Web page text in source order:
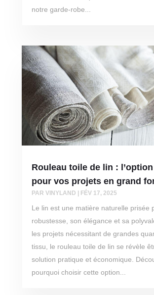
notre garde-robe...
Rouleau toile de lin :
pour vos projets en grand
PAR VINYLAND FÉV 17, 2025
Le lin est une matière naturelle prisée
robustesse, son élégance et sa
les projets nécessitant de grandes
tissu, le rouleau toile de lin se révèle
solution pratique et économique.
pourquoi choisir cette option...